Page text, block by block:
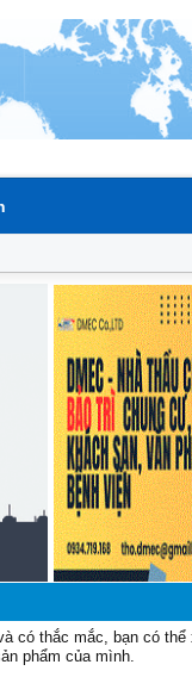
có thắc mắc, bạn có
phẩm của mình.